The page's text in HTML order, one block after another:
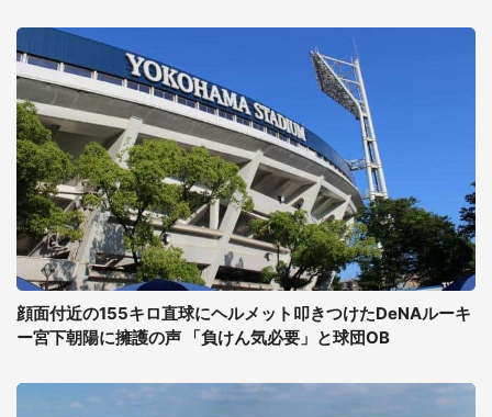
顔面付近の155キロ直球にヘルメット叩きつけたDeNAルーキ
ー宮下朝陽に擁護の声 「負けん気必要」と球団OB